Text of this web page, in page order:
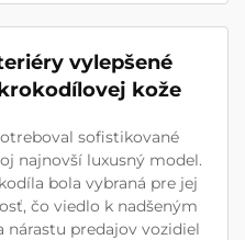
vylepšené
kože
sofistikované
najnovší luxusný model.
bola vybraná pre jej
čo viedlo k nadšeným
nárastu predajov vozidiel